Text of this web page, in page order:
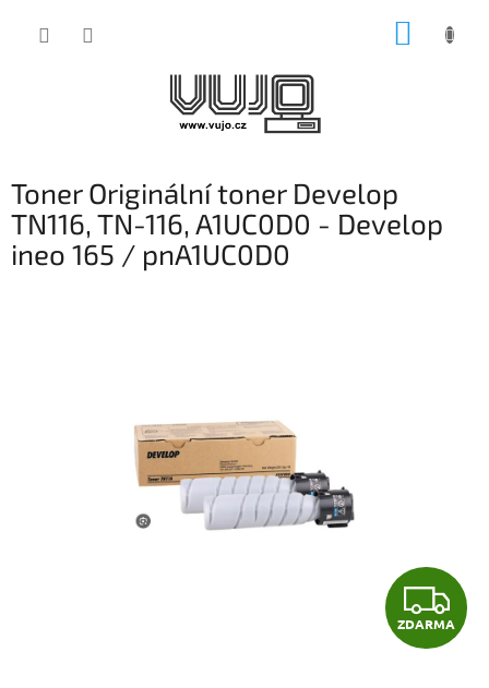
Toner Originální toner Develop
TN116, TN-116, A1UC0D0 - Develop
ineo 165 / pnA1UC0D0
Z
D
ZDARMA